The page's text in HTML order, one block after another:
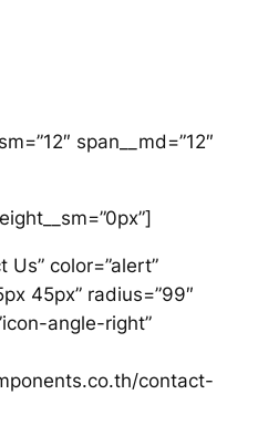
span__md=”12″
color=”alert”
45px” radius=”99″
angle-right”
contact-